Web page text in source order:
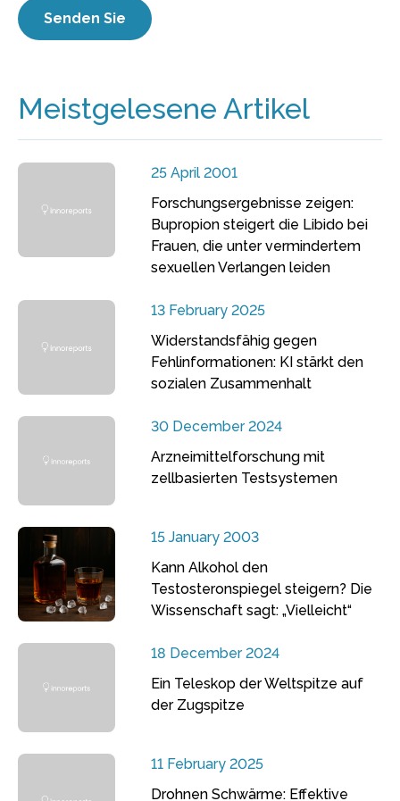
Meistgelesene Artikel
25 April 2001
Forschungsergebnisse zeigen:
Bupropion steigert die Libido bei
Frauen, die unter vermindertem
sexuellen Verlangen leiden
13 February 2025
Widerstandsfähig gegen
Fehlinformationen: KI stärkt den
sozialen Zusammenhalt
30 December 2024
Arzneimittelforschung mit
zellbasierten Testsystemen
15 January 2003
Kann Alkohol den
Testosteronspiegel steigern? Die
Wissenschaft sagt: „Vielleicht“
18 December 2024
Ein Teleskop der Weltspitze auf
der Zugspitze
11 February 2025
Drohnen Schwärme: Effektive